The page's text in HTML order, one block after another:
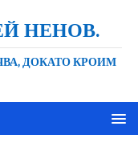
НЕНОВ.
ДОКАТО КРОИМ